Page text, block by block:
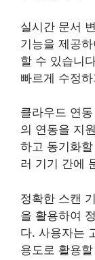
실시간 문서
기능을 제공
할 수 있습니
빠르게 수정
클라우드 연
의 연동을 지
하고 동기화
러 기기 간에
정확한 스캔
을 활용하여
다. 사용자는
용도로 활용